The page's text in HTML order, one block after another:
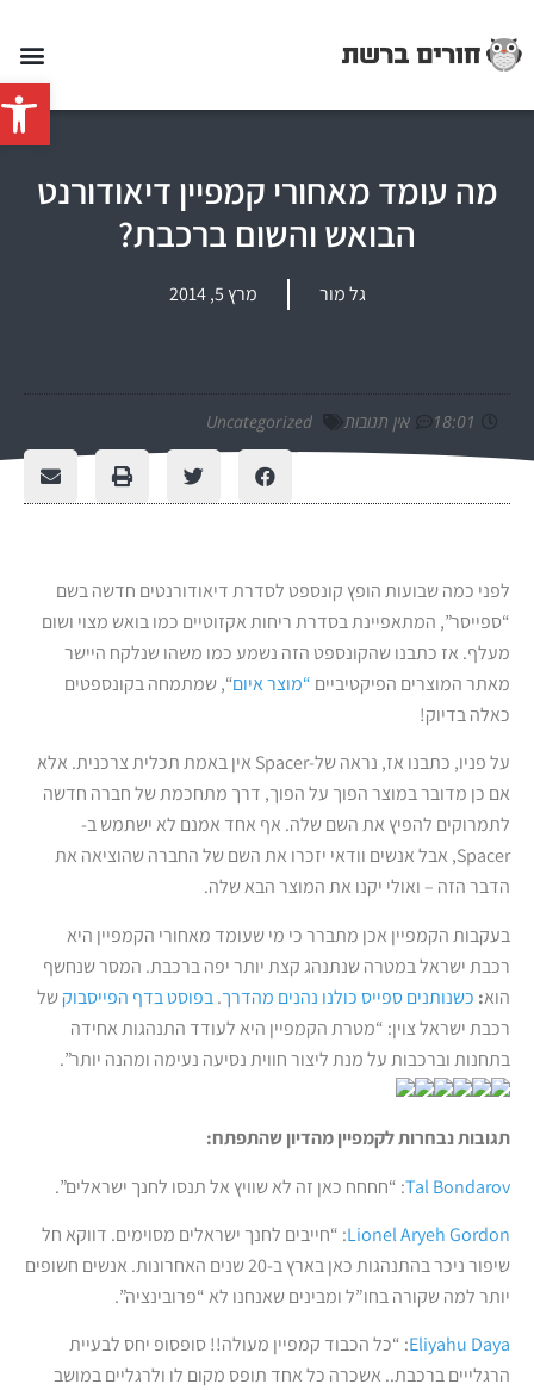
פתח
מה עומד מאחורי קמפיין דיאודורנט
הבואש והשום ברכבת?
גל מור מרץ 5, 2014
18:01 אין תגובות Uncategorized
לפני כמה שבועות הופץ קונספט לסדרת דיאודורנטים חדשה בשם
“ספייסר”, המתאפיינת בסדרת ריחות אקזוטיים כמו בואש מצוי ושום
מעלף. אז כתבנו שהקונספט הזה נשמע כמו משהו שנלקח היישר
מאתר המוצרים הפיקטיביים“מוצר איום“, שמתמחה בקונספטים
כאלה בדיוק!
על פניו, כתבנו אז, נראה של-Spacer אין באמת תכלית צרכנית. אלא
אם כן מדובר במוצר הפוך על הפוך, דרך מתחכמת של חברה חדשה
לתמרוקים להפיץ את השם שלה. אף אחד אמנם לא ישתמש ב-
Spacer, אבל אנשים וודאי יזכרו את השם של החברה שהוציאה את
הדבר הזה – ואולי יקנו את המוצר הבא שלה.
בעקבות הקמפיין אכן מתברר כי מי שעומד מאחורי הקמפיין היא
רכבת ישראל במטרה שנתנהג קצת יותר יפה ברכבת. המסר שנחשף
הוא:כשנותנים ספייס כולנו נהנים מהדרך.בפוסט בדף הפייסבוקשל
רכבת ישראל צוין: “מטרת הקמפיין היא לעודד התנהגות אחידה
בתחנות וברכבות על מנת ליצור חווית נסיעה נעימה ומהנה יותר”.
תגובות נבחרות לקמפיין מהדיון שהתפתח:
Tal Bondarov: “חחחח כאן זה לא שוויץ אל תנסו לחנך ישראלים”.
Lionel Aryeh Gordon: “חייבים לחנך ישראלים מסוימים. דווקא חל
שיפור ניכר בהתנהגות כאן בארץ ב-20 שנים האחרונות. אנשים חשופים
יותר למה שקורה בחו”ל ומבינים שאנחנו לא “פרובינציה”.
Eliyahu Daya
: “כל הכבוד קמפיין מעולה!! סופסופ יחס לבעיית
הרגלייים ברכבת.. אשכרה כל אחד תופס מקום לו ולרגליים במושב